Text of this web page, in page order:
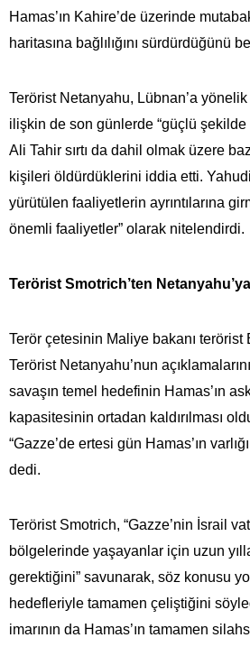
Hamas’ın Kahire’de üzerinde
haritasına bağlılığını sürdürdüğünü
Terörist Netanyahu, Lübnan’a yönelik
ilişkin de son günlerde “güçlü
Ali Tahir sırtı da dahil olmak üzere
kişileri öldürdüklerini iddia etti.
yürütülen faaliyetlerin ayrıntılarına
önemli faaliyetler” olarak nitelendirdi.
Terörist Smotrich’ten
Terör çetesinin Maliye bakanı
Terörist Netanyahu’nun
savaşın temel hedefinin Hamas’ın
kapasitesinin ortadan kaldırılması
“Gazze’de ertesi gün Hamas’ın
dedi.
Terörist Smotrich, “Gazze’nin İsrail
bölgelerinde yaşayanlar için uzun
gerektiğini” savunarak, söz konusu
hedefleriyle tamamen çeliştiğini
imarının da Hamas’ın tamamen